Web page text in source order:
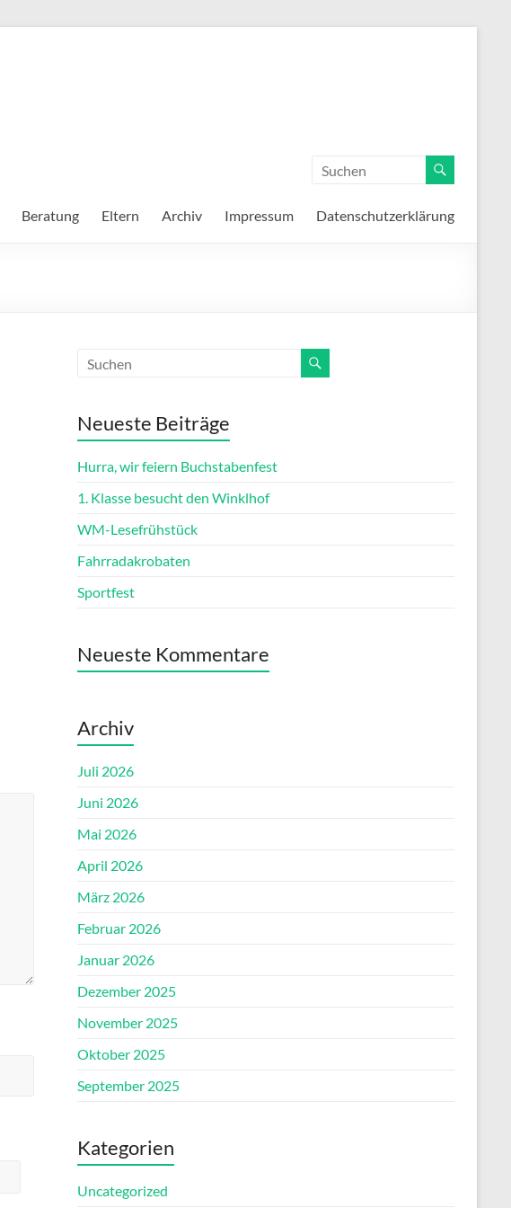
Beratung Eltern Archiv Impressum Datenschutzerklärung
Neueste Beiträge
Hurra, wir feiern Buchstabenfest
1. Klasse besucht den Winklhof
WM-Lesefrühstück
Fahrradakrobaten
Sportfest
Neueste Kommentare
Archiv
Juli 2026
Juni 2026
Mai 2026
April 2026
März 2026
Februar 2026
Januar 2026
Dezember 2025
November 2025
Oktober 2025
September 2025
Kategorien
Uncategorized